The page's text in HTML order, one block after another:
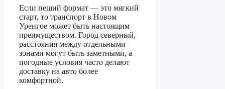
Если пеший формат — это мягкий
старт, то транспорт в Новом
Уренгое может быть настоящим
преимуществом. Город северный,
расстояния между отдельными
зонами могут быть заметными, а
погодные условия часто делают
доставку на авто более
комфортной.